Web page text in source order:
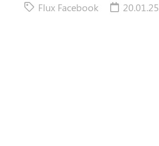
Flux Facebook 20.01.25